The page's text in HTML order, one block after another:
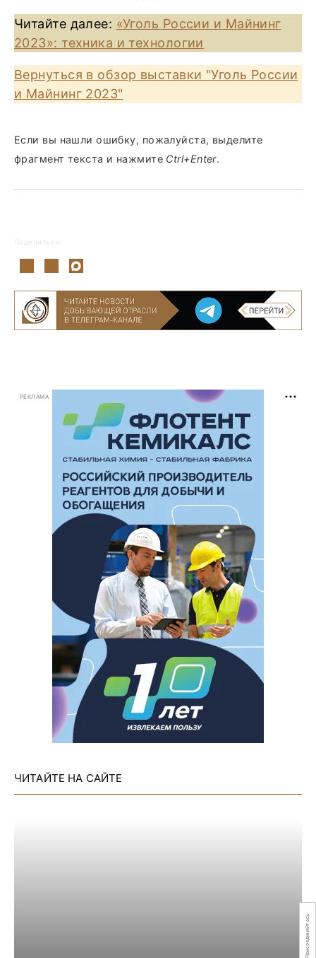
Читайте далее: «Уголь России и Майнинг
2023»: техника и технологии
Вернуться в обзор выставки "Уголь России
и Майнинг 2023"
Если вы нашли ошибку, пожалуйста, выделите
фрагмент текста и нажмите Ctrl+Enter.
Поделиться:
РЕКЛАМА
ЧИТАЙТЕ НА САЙТЕ
Присоединяйтесь